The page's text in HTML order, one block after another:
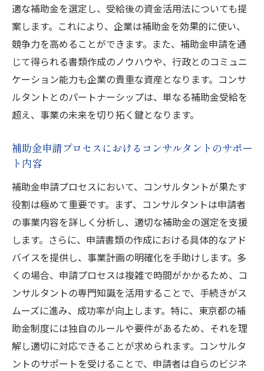
適な補助金を選定し、受給後の資金活用法についても提
案します。これにより、企業は補助金を効果的に使い、
競争力を高めることができます。また、補助金申請を通
じて得られる書類作成のノウハウや、行政とのコミュニ
ケーション能力も企業の貴重な資産となります。コンサ
ルタントとのパートナーシップは、単なる補助金受給を
超え、事業の未来を切り拓く鍵となります。
補助金申請プロセスにおけるコンサルタントのサポー
ト内容
補助金申請プロセスにおいて、コンサルタントが果たす
役割は極めて重要です。まず、コンサルタントは申請者
の事業内容を詳しく分析し、適切な補助金の選定を支援
します。さらに、申請書類の作成における具体的なアド
バイスを提供し、事業計画の明確化を手助けします。多
くの場合、申請プロセスは複雑で時間がかかるため、コ
ンサルタントの専門知識を活用することで、手続きがス
ムーズに進み、成功率が向上します。特に、東京都の補
助金制度には独自のルールや要件があるため、それを理
解し適切に対応できることが求められます。コンサルタ
ントのサポートを受けることで、申請者は自らのビジネ